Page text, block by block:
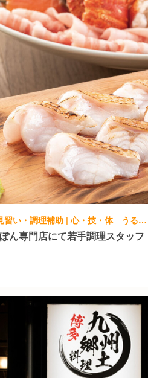
和食, 専門店（各国料理） | 調理見習い・調理補助 | 心・技・体 うるふ博多
ん専門店にて若手調理スタッフ